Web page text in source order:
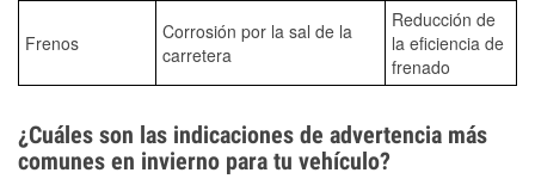
Frenos
Corrosión por la sal de la
carretera
Reducción de
la eficiencia de
frenado
¿Cuáles son las indicaciones de advertencia más
comunes en invierno para tu vehículo?